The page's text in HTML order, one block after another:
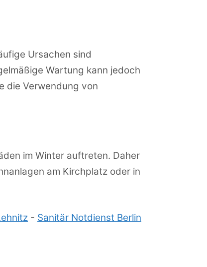
Ursachen sind
Wartung kann jedoch
die Verwendung von
im Winter auftreten. Daher
am Kirchplatz oder in
- Sanitär Notdienst Berlin